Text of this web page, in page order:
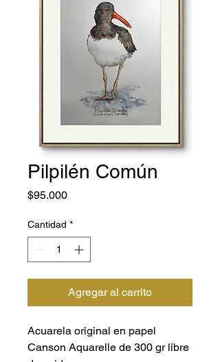
Pilpilén Común
$95.000Precio
Cantidad *
Agregar al carrito
Acuarela original en papel
Canson Aquarelle de 300 gr libre